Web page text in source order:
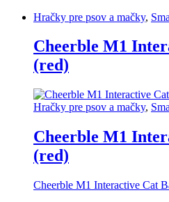
Hračky pre psov a mačky,
Cheerble M1
(red)
Hračky pre psov a mačky,
Cheerble M1
(red)
Cheerble M1 Interactive Cat